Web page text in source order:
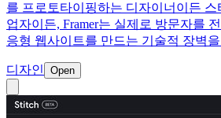
를 프로토타이핑하는 디자이너이든
업자이든, Framer는 실제로 방문자를
응형 웹사이트를 만드는 기술적 장벽
디자인 Open